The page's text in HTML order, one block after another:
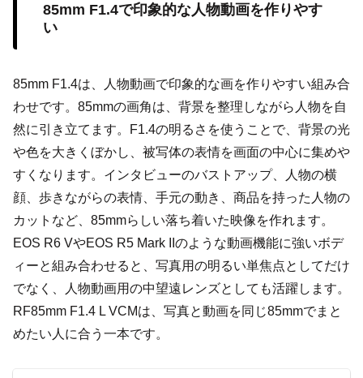
85mm F1.4で印象的な人物動画を作りやす
い
85mm F1.4は、人物動画で印象的な画を作りやすい組み合
わせです。85mmの画角は、背景を整理しながら人物を自
然に引き立てます。F1.4の明るさを使うことで、背景の光
や色を大きくぼかし、被写体の表情を画面の中心に集めや
すくなります。インタビューのバストアップ、人物の横
顔、歩きながらの表情、手元の動き、商品を持った人物の
カットなど、85mmらしい落ち着いた映像を作れます。
EOS R6 VやEOS R5 Mark IIのような動画機能に強いボデ
ィーと組み合わせると、写真用の明るい単焦点としてだけ
でなく、人物動画用の中望遠レンズとしても活躍します。
RF85mm F1.4 L VCMは、写真と動画を同じ85mmでまと
めたい人に合う一本です。